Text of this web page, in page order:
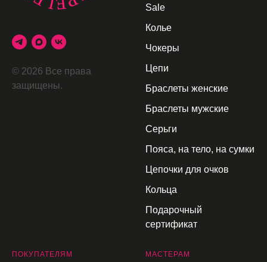
© 2026 Все права
защищены.
Sale
Колье
Чокеры
Цепи
Браслеты женские
Браслеты мужские
Серьги
Пояса, на тело, на сумки
Цепочки для очков
Кольца
Подарочный
сертификат
ПОКУПАТЕЛЯМ МАСТЕРАМ